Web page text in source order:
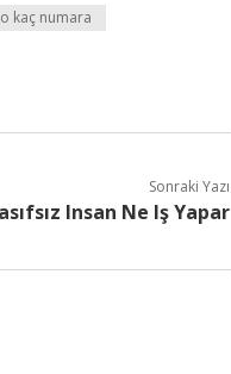
kaç numara
Sonraki Yazı
Insan Ne Iş Yapar